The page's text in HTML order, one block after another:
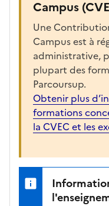
Campus
Une
Campus est à
administrative,
plupart des
Parcoursup.
Obtenir plus
formations
la CVEC et les